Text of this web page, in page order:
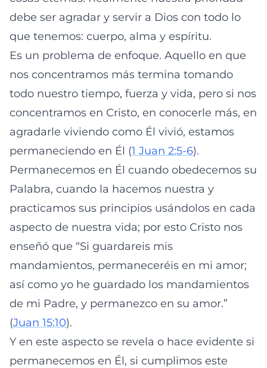
debe ser agradar y servir a Dios con todo lo
que tenemos: cuerpo, alma y espíritu.
Es un problema de enfoque. Aquello en que
nos concentramos más termina tomando
todo nuestro tiempo, fuerza y vida, pero si nos
concentramos en Cristo, en conocerle más, en
agradarle viviendo como Él vivió, estamos
permaneciendo en Él (1 Juan 2:5-6).
Permanecemos en Él cuando obedecemos su
Palabra, cuando la hacemos nuestra y
practicamos sus principios usándolos en cada
aspecto de nuestra vida; por esto Cristo nos
enseñó que “Si guardareis mis
mandamientos, permaneceréis en mi amor;
así como yo he guardado los mandamientos
de mi Padre, y permanezco en su amor.”
(Juan 15:10).
Y en este aspecto se revela o hace evidente si
permanecemos en Él, si cumplimos este